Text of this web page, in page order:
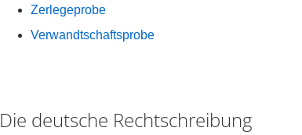
Zerlegeprobe
Verwandtschaftsprobe
Die deutsche Rechtschreibung